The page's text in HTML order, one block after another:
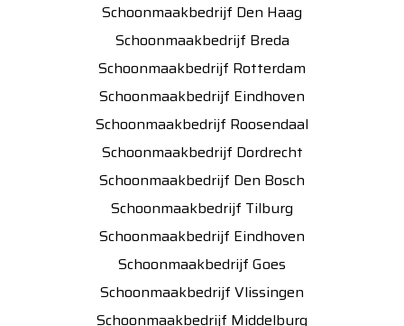
Schoonmaakbedrijf Den Haag
Schoonmaakbedrijf Breda
Schoonmaakbedrijf Rotterdam
Schoonmaakbedrijf Eindhoven
Schoonmaakbedrijf Roosendaal
Schoonmaakbedrijf Dordrecht
Schoonmaakbedrijf Den Bosch
Schoonmaakbedrijf Tilburg
Schoonmaakbedrijf Eindhoven
Schoonmaakbedrijf Goes
Schoonmaakbedrijf Vlissingen
Schoonmaakbedrijf Middelburg